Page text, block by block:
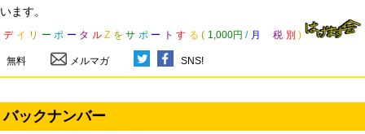
います。
デ イ リ ー ポ ー タ ル Z を サ ポ ー ト す る ( 1,000円 / 月 税 別 )
無料 メルマガ SNS!
バックナンバー